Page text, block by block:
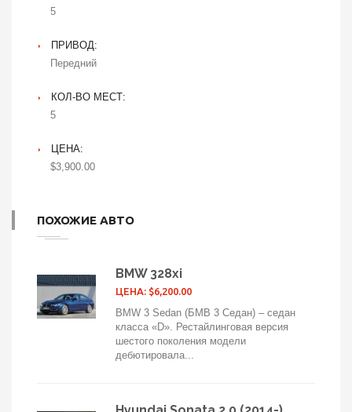
5
ПРИВОД:
Передний
КОЛ-ВО МЕСТ:
5
ЦЕНА:
$3,900.00
ПОХОЖИЕ АВТО
BMW 328xi
ЦЕНА: $6,200.00
BMW 3 Sedan (БМВ 3 Седан) – седан
класса «D». Рестайлинговая версия
шестого поколения модели
дебютировала...